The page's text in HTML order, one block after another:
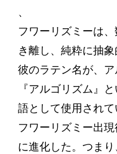
、
フワーリズミーは
き離し、純粋に抽象
彼のラテン名が、
『アルゴリズム』
語として使用されて
フワーリズミー出
に進化した。つま